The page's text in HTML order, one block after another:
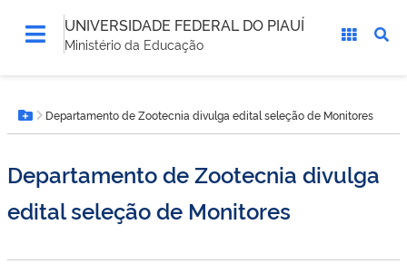
UNIVERSIDADE FEDERAL DO PIAUÍ
Ministério da Educação
está
aqui:Botão Menu
Departamento de Zootecnia divulga edital seleção de Monitores
Departamento de Zootecnia divulga
edital seleção de Monitores